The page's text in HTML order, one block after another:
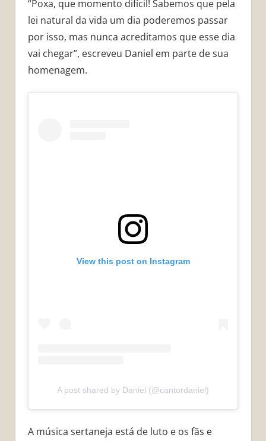
“Poxa, que momento difícil! Sabemos que pela
lei natural da vida um dia poderemos passar
por isso, mas nunca acreditamos que esse dia
vai chegar”, escreveu Daniel em parte de sua
homenagem.
View this post on Instagram
A post shared by Daniel (@cantordaniel)
A música sertaneja está de luto e os fãs e